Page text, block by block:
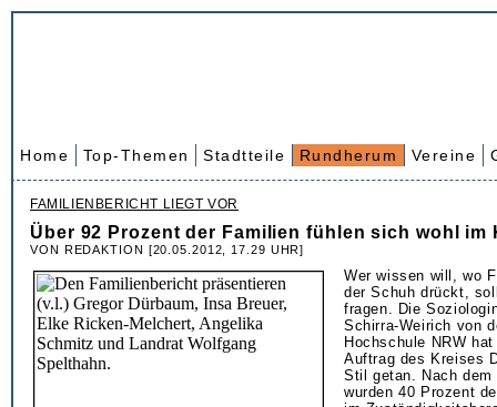
Home Top-Themen Stadtteile Rundherum Vereine
FAMILIENBERICHT LIEGT VOR
Über 92 Prozent der Familien fühlen sich wohl im
VON REDAKTION [20.05.2012, 17.29 UHR]
Wer wissen will, wo
der Schuh drückt,
fragen. Die
Schirra-Weirich von
Hochschule NRW
Auftrag des Kreises
Stil getan. Nach
wurden 40 Prozent